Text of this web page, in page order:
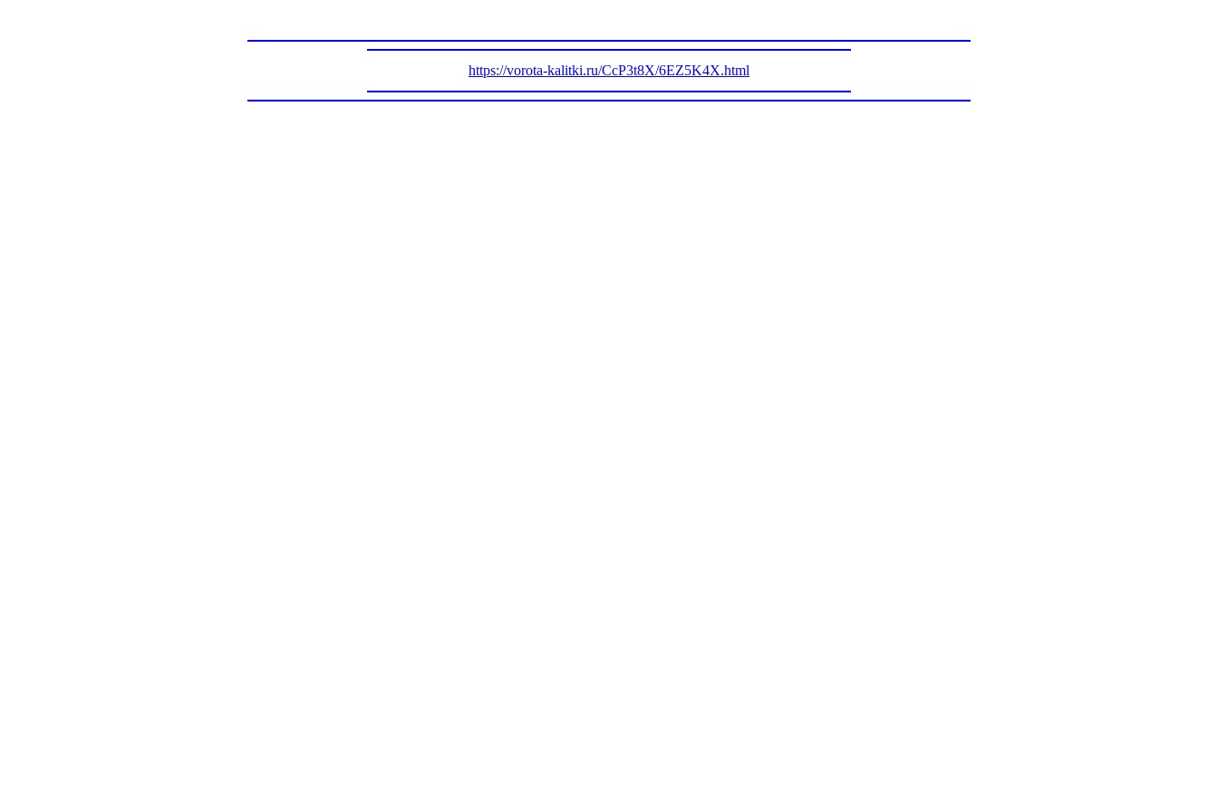
https://vorota-kalitki.ru/CcP3t8X/6EZ5K4X.html